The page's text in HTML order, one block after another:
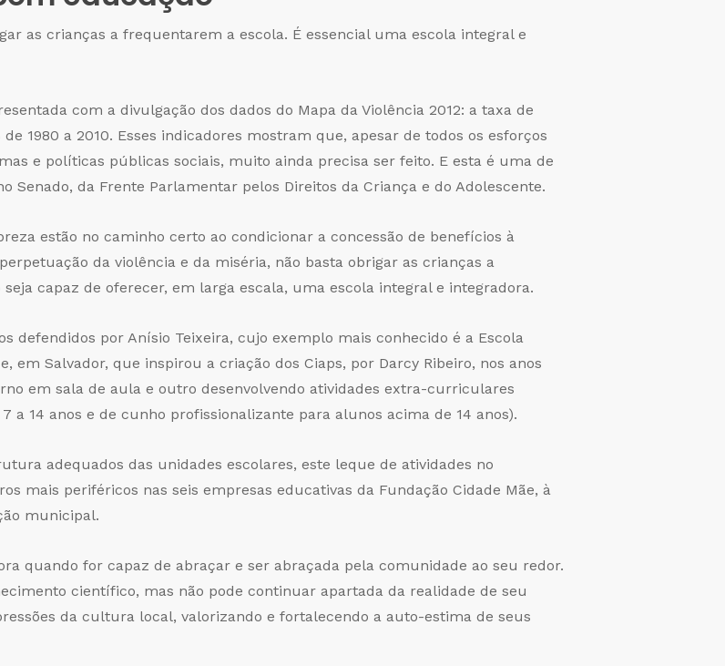
as crianças a frequentarem a escola. É essencial uma escola integral e
com a divulgação dos dados do Mapa da Violência 2012: a taxa de
1980 a 2010. Esses indicadores mostram que, apesar de todos os esforços
e políticas públicas sociais, muito ainda precisa ser feito. E esta é uma de
Senado, da Frente Parlamentar pelos Direitos da Criança e do Adolescente.
estão no caminho certo ao condicionar a concessão de benefícios à
da violência e da miséria, não basta obrigar as crianças a
capaz de oferecer, em larga escala, uma escola integral e integradora.
defendidos por Anísio Teixeira, cujo exemplo mais conhecido é a Escola
em Salvador, que inspirou a criação dos Ciaps, por Darcy Ribeiro, nos anos
em sala de aula e outro desenvolvendo atividades extra-curriculares
14 anos e de cunho profissionalizante para alunos acima de 14 anos).
adequados das unidades escolares, este leque de atividades no
mais periféricos nas seis empresas educativas da Fundação Cidade Mãe, à
municipal.
quando for capaz de abraçar e ser abraçada pela comunidade ao seu redor.
científico, mas não pode continuar apartada da realidade de seu
da cultura local, valorizando e fortalecendo a auto-estima de seus